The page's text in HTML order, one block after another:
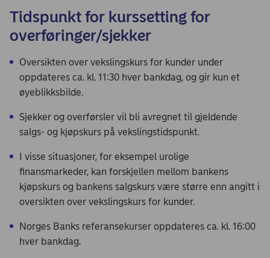
Tidspunkt for kurssetting for
overføringer/sjekker
Oversikten over vekslingskurs for kunder under
oppdateres ca. kl. 11:30 hver bankdag, og gir kun et
øyeblikksbilde.
Sjekker og overførsler vil bli avregnet til gjeldende
salgs- og kjøpskurs på vekslingstidspunkt.
I visse situasjoner, for eksempel urolige
finansmarkeder, kan forskjellen mellom bankens
kjøpskurs og bankens salgskurs være større enn angitt i
oversikten over vekslingskurs for kunder.
Norges Banks referansekurser oppdateres ca. kl. 16:00
hver bankdag.